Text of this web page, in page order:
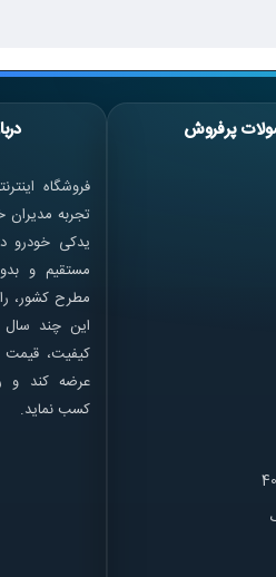
پرفروش
فروشگاه
تجربه مدیران
یدکی خودرو
مستقیم و
مطرح کشور،
این چند سال
کیفیت،
عرضه کند و
کسب نماید.